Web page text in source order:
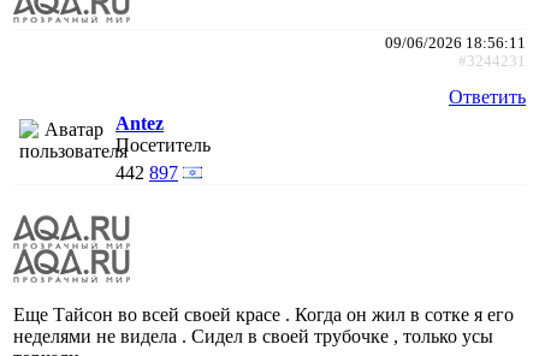
09/06/2026 18:56:11
#3244231
Ответить
Antez
Посетитель
442 897
Еще Тайсон во всей своей красе . Когда он жил в сотке я его
неделями не видела . Сидел в своей трубочке , только усы